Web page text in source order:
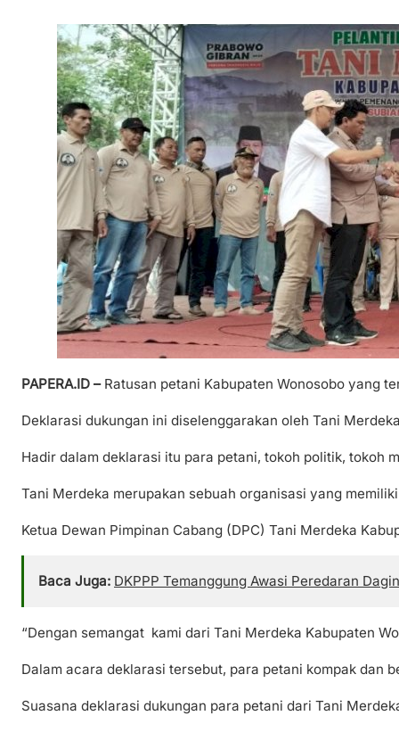
PAPERA.ID –Ratusan petani Kabupaten Wonosobo yang
Deklarasi dukungan ini diselenggarakan oleh Tani
Hadir dalam deklarasi itu para petani, tokoh politik, tokoh
Tani Merdeka merupakan sebuah organisasi yang
Ketua Dewan Pimpinan Cabang (DPC) Tani Merdeka
Baca Juga: DKPPP Temanggung Awasi Peredaran
“Dengan semangat kami dari Tani Merdeka Kabupaten
Dalam acara deklarasi tersebut, para petani kompak dan
Suasana deklarasi dukungan para petani dari Tani